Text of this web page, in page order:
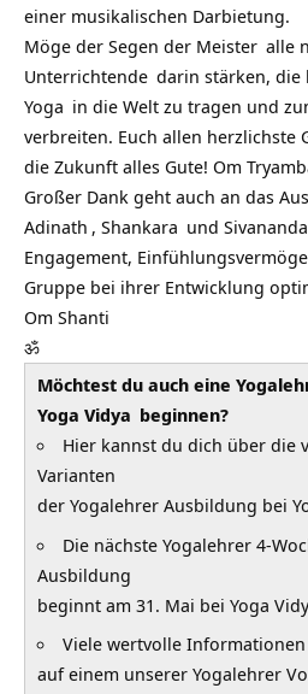
einer musikalischen Darbietung.
Möge der Segen der Meister alle
Unterrichtende darin stärken, die
Yoga in die Welt zu tragen und
verbreiten. Euch allen herzlichste
die Zukunft alles Gute! Om
Großer Dank geht auch an das
Adinath , Shankara und
Engagement,
Gruppe bei ihrer Entwicklung
Om Shanti
ॐ
Möchtest du auch eine
Yoga Vidya beginnen?
Hier kannst du dich über die
Varianten
der Yogalehrer Ausbildung bei
Die nächste Yogalehrer 4-
Ausbildung
beginnt am 31. Mai bei Yoga
Viele wertvolle
auf einem unserer Yogalehrer